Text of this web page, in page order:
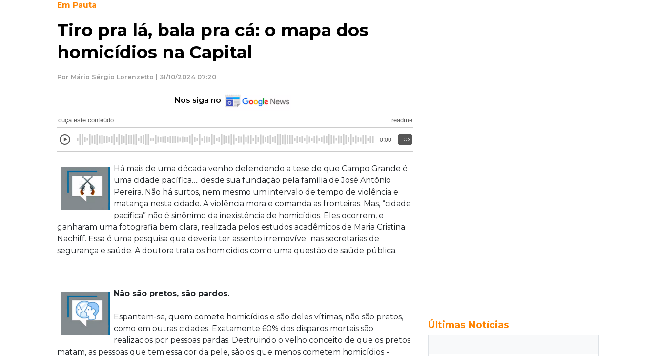
Em Pauta
Tiro pra lá, bala pra cá: o mapa dos
homicídios na Capital
Por Mário Sérgio Lorenzetto | 31/10/2024 07:20
Nos siga no
ouça este conteúdo readme
0:00 1.0x
Há mais de uma década venho defendendo a tese de que Campo Grande é
uma cidade pacífica…. desde sua fundação pela família de José Antônio
Pereira. Não há surtos, nem mesmo um intervalo de tempo de violência e
matança nesta cidade. A violência mora e comanda as fronteiras. Mas, “cidade
pacifica” não é sinônimo da inexistência de homicídios. Eles ocorrem, e
ganharam uma fotografia bem clara, realizada pelos estudos acadêmicos de Maria Cristina
Nachiff. Essa é uma pesquisa que deveria ter assento irremovível nas secretarias de
segurança e saúde. A doutora trata os homicídios como uma questão de saúde pública.
Não são pretos, são pardos.
Espantem-se, quem comete homicídios e são deles vítimas, não são pretos,
como em outras cidades. Exatamente 60% dos disparos mortais são
realizados por pessoas pardas. Destruindo o velho conceito de que os pretos
matam, as pessoas que tem essa cor da pele, são os que menos cometem homicídios -
Últimas Notícias